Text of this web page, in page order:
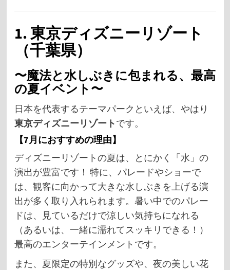
1. 東京ディズニーリゾート
（千葉県）
〜魔法と水しぶきに包まれる、最高
の夏イベント〜
日本を代表するテーマパークといえば、やはり
東京ディズニーリゾートです。
【7月におすすめの理由】
ディズニーリゾートの夏は、とにかく「水」の
演出が豊富です！ 特に、パレードやショーで
は、観客に向かって大きな水しぶきを上げる演
出が多く取り入れられます。暑い中でのパレー
ドは、見ているだけで涼しい気持ちになれる
（あるいは、一緒に濡れてスッキリできる！）
最高のエンターテインメントです。
また、夏限定の特別なグッズや、夜の美しい花